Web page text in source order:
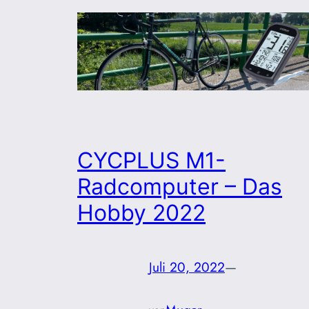
CYCPLUS M1-
Radcomputer – Das
Hobby 2022
Juli 20, 2022—